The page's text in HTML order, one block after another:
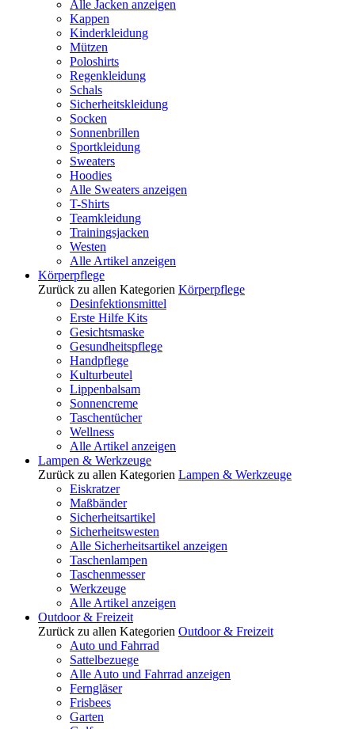
Alle Jacken anzeigen
Kappen
Kinderkleidung
Mützen
Poloshirts
Regenkleidung
Schals
Sicherheitskleidung
Socken
Sonnenbrillen
Sportkleidung
Sweaters
Hoodies
Alle Sweaters anzeigen
T-Shirts
Teamkleidung
Trainingsjacken
Westen
Alle Artikel anzeigen
Körperpflege
Zurück zu allen Kategorien Körperpflege
Desinfektionsmittel
Erste Hilfe Kits
Gesichtsmaske
Gesundheitspflege
Handpflege
Kulturbeutel
Lippenbalsam
Sonnencreme
Taschentücher
Wellness
Alle Artikel anzeigen
Lampen & Werkzeuge
Zurück zu allen Kategorien Lampen & Werkzeuge
Eiskratzer
Maßbänder
Sicherheitsartikel
Sicherheitswesten
Alle Sicherheitsartikel anzeigen
Taschenlampen
Taschenmesser
Werkzeuge
Alle Artikel anzeigen
Outdoor & Freizeit
Zurück zu allen Kategorien Outdoor & Freizeit
Auto und Fahrrad
Sattelbezuege
Alle Auto und Fahrrad anzeigen
Ferngläser
Frisbees
Garten